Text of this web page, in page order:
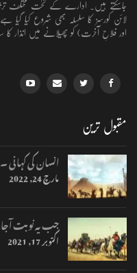
جاسکتے ہیں۔ ادارے کے تحت مختلف
لائن کورسز کا سلسلہ بھی شروع کیا گیا
اور فلاحِ آخرت) کو پھیلانے میں انذار کا
مقبول ترین
انسان کی کہانی
مارچ 24, 2022
جب یہ نوبت
اکتوبر 17, 2021